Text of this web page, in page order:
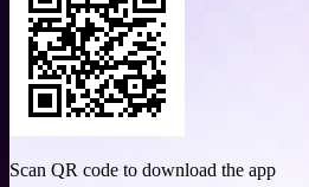
Scan QR code to download the app